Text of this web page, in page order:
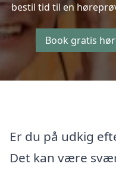
bestil tid til en
Book gratis
Er du på udkig
Det kan være